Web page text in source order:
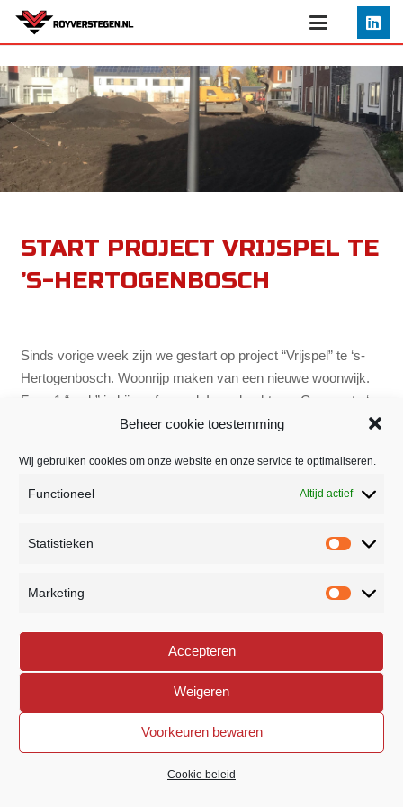
Beheer cookie toestemming
Wij gebruiken cookies om onze website en onze service te optimaliseren.
Functioneel Altijd actief
Statistieken
Marketing
Accepteren
Weigeren
Voorkeuren bewaren
Cookie beleid
START PROJECT VRIJSPEL TE
’S-HERTOGENBOSCH
Sinds vorige week zijn we gestart op project “Vrijspel” te ‘s-
Hertogenbosch. Woonrijp maken van een nieuwe woonwijk.
Fase 1 “park” is bijna afgerond. In opdracht van Gemeente ‘s-
NEDERLAND
phone 073 8882307
2026 All rights reserved. Roy Verstegen | Created and
developed byImpact Presentations